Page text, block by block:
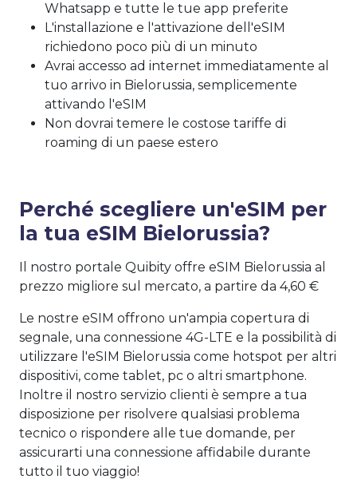
Whatsapp e tutte le tue app preferite
L'installazione e l'attivazione dell'eSIM
richiedono poco più di un minuto
Avrai accesso ad internet immediatamente al
tuo arrivo in Bielorussia, semplicemente
attivando l'eSIM
Non dovrai temere le costose tariffe di
roaming di un paese estero
Perché scegliere un'eSIM per
la tua eSIM Bielorussia?
Il nostro portale Quibity offre eSIM Bielorussia al
prezzo migliore sul mercato, a partire da 4,60 €
Le nostre eSIM offrono un'ampia copertura di
segnale, una connessione 4G-LTE e la possibilità di
utilizzare l'eSIM Bielorussia come hotspot per altri
dispositivi, come tablet, pc o altri smartphone.
Inoltre il nostro servizio clienti è sempre a tua
disposizione per risolvere qualsiasi problema
tecnico o rispondere alle tue domande, per
assicurarti una connessione affidabile durante
tutto il tuo viaggio!